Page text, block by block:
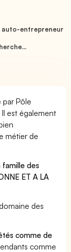
auto-entrepreneur
Pôle
est également
métier de
famille des
ET A LA
des
comme de
comme